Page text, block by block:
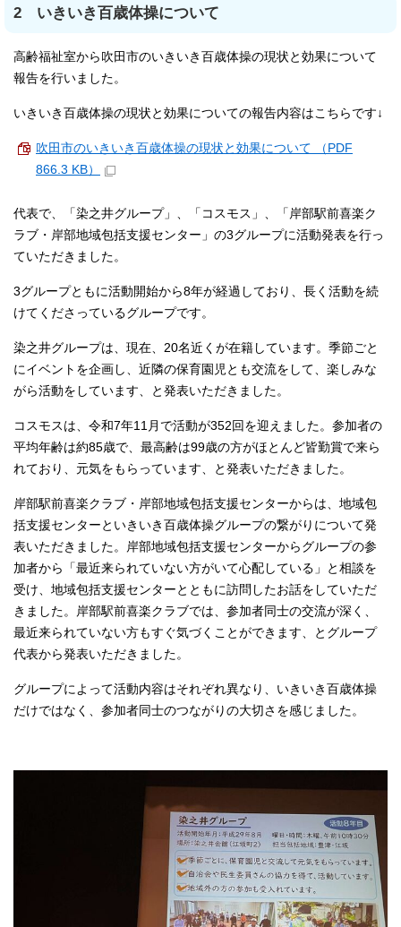
2 いきいき百歳体操について
高齢福祉室から吹田市のいきいき百歳体操の現状と効果について
報告を行いました。
いきいき百歳体操の現状と効果についての報告内容はこちらです↓
吹田市のいきいき百歳体操の現状と効果について （PDF
866.3 KB）
代表で、「染之井グループ」、「コスモス」、「岸部駅前喜楽ク
ラブ・岸部地域包括支援センター」の3グループに活動発表を行っ
ていただきました。
3グループともに活動開始から8年が経過しており、長く活動を続
けてくださっているグループです。
染之井グループは、現在、20名近くが在籍しています。季節ごと
にイベントを企画し、近隣の保育園児とも交流をして、楽しみな
がら活動をしています、と発表いただきました。
コスモスは、令和7年11月で活動が352回を迎えました。参加者の
平均年齢は約85歳で、最高齢は99歳の方がほとんど皆勤賞で来ら
れており、元気をもらっています、と発表いただきました。
岸部駅前喜楽クラブ・岸部地域包括支援センターからは、地域包
括支援センターといきいき百歳体操グループの繋がりについて発
表いただきました。岸部地域包括支援センターからグループの参
加者から「最近来られていない方がいて心配している」と相談を
受け、地域包括支援センターとともに訪問したお話をしていただ
きました。岸部駅前喜楽クラブでは、参加者同士の交流が深く、
最近来られていない方もすぐ気づくことができます、とグループ
代表から発表いただきました。
グループによって活動内容はそれぞれ異なり、いきいき百歳体操
だけではなく、参加者同士のつながりの大切さを感じました。